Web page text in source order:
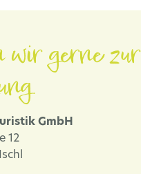
wir gerne zur
GmbH
12